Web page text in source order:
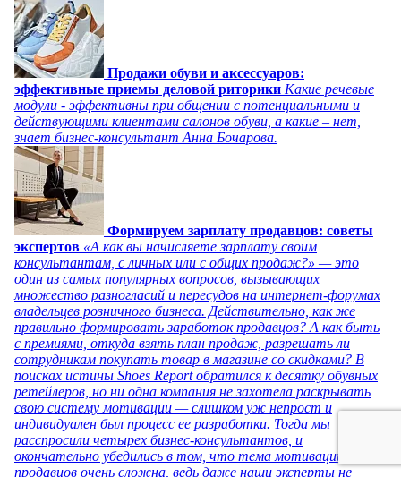
Продажи обуви и аксессуаров:
эффективные приемы деловой риторики Какие речевые
модули - эффективны при общении с потенциальными и
действующими клиентами салонов обуви, а какие – нет,
знает бизнес-консультант Анна Бочарова.
Формируем зарплату продавцов: советы
экспертов «А как вы начисляете зарплату своим
консультантам, с личных или с общих продаж?» — это
один из самых популярных вопросов, вызывающих
множество разногласий и пересудов на интернет-форумах
владельцев розничного бизнеса. Действительно, как же
правильно формировать заработок продавцов? А как быть
с премиями, откуда взять план продаж, разрешать ли
сотрудникам покупать товар в магазине со скидками? В
поисках истины Shoes Report обратился к десятку обувных
ретейлеров, но ни одна компания не захотела раскрывать
свою систему мотивации — слишком уж непрост и
индивидуален был процесс ее разработки. Тогда мы
расспросили четырех бизнес-консультантов, и
окончательно убедились в том, что тема мотивации
продавцов очень сложна, ведь даже наши эксперты не